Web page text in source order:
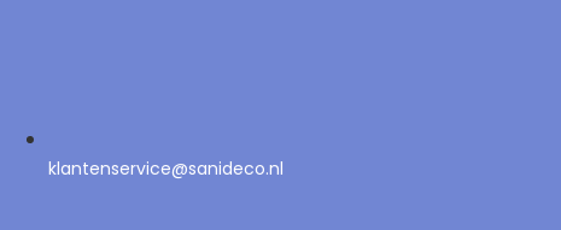
klantenservice@sanideco.nl